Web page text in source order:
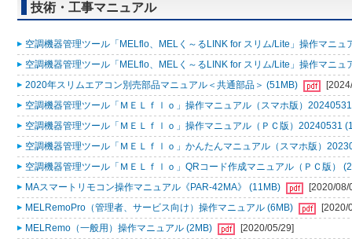
技術・工事マニュアル
空調機器管理ツール「MELflo、MELく～るLINK for スリム/Lite」操作マニュ
空調機器管理ツール「MELflo、MELく～るLINK for スリム/Lite」操作マニュ
2020年スリムエアコン別売部品マニュアル＜共通部品＞ (51MB)
空調機器管理ツール「ＭＥＬｆｌｏ」操作マニュアル（スマホ版）
空調機器管理ツール「ＭＥＬｆｌｏ」操作マニュアル（ＰＣ版）20240531
空調機器管理ツール「ＭＥＬｆｌｏ」かんたんマニュアル（スマホ版）
空調機器管理ツール「ＭＥＬｆｌｏ」QRコード作成マニュアル（ＰＣ版）
MAスマートリモコン操作マニュアル《PAR-42MA》 (11MB)
[2020/08/
MELRemoPro（管理者、サービス向け）操作マニュアル (6MB)
[2020/
MELRemo（一般用）操作マニュアル (2MB)
[2020/05/29]